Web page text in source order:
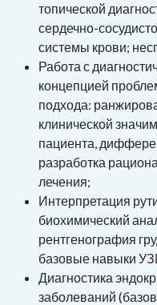
топической
сердечно-
системы крови;
Работа с
концепцией
подхода:
клинической
пациента,
разработка
лечения;
Интерпретация
биохимический
рентгенография
базовые навыки
Диагностика
заболеваний